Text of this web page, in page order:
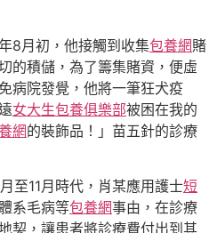
8月初，他接觸到收集包養網賭
的積儲，為了籌集賭資，便虛
病院發覺，他將一筆狂犬疫
女大生包養俱樂部被困在我的
網的裝飾品！」苗五針的診療
至11月時代，肖某應用護士短
系毛病等包養網事由，在診療
契，讓患者將診療費付出到其